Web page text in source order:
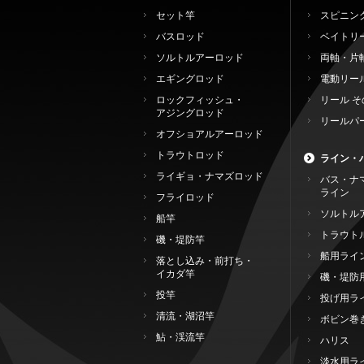
セット竿
バスロッド
ソルトルアーロッド
エギングロッド
ロックフィッシュ・
アジングロッド
オフショアルアーロッド
トラウトロッド
ライギョ・ナマズロッド
フライロッド
船竿
磯・堤防竿
落とし込み・前打ち・
イカダ竿
投竿
清流・湖沼竿
鮎・渓流竿
スピニン
ベイトリ
両軸・片
電動リー
リール
リールパ
ライン・
バス・ナ
ライン
ソルトル
トラウト
船用ライ
磯・堤防
投げ用ラ
ボビン巻
ハリス
淡水用ラ